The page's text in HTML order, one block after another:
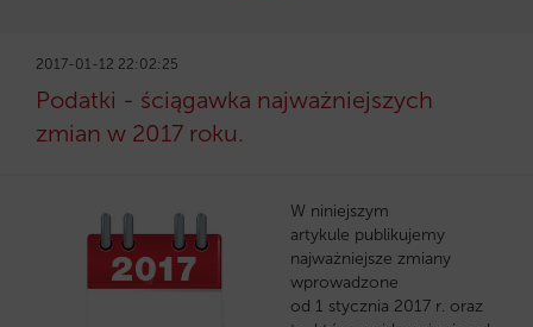
2017-01-12 22:02:25
Podatki - ściągawka najważniejszych
zmian w 2017 roku.
W niniejszym
artykule publikujemy
najważniejsze zmiany
wprowadzone
od 1 stycznia 2017 r. oraz